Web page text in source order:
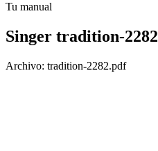
Tu manual
Singer tradition-2282
Archivo: tradition-2282.pdf